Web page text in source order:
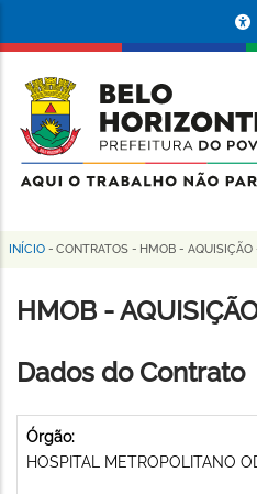
conteúdo
principal
da
Prefeitura
de
Horizonte
Trilha
de
INÍCIO - CONTRATOS - HMOB -
HMOB -
Dados do Contrato
Órgão:
HOSPITAL METROPOLITANO